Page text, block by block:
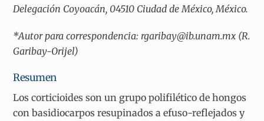
Delegación Coyoacán, 04510 Ciudad de México, México.
*Autor para correspondencia: rgaribay@ib.unam.mx (R.
Garibay-Orijel)
Resumen
Los corticioides son un grupo polifilético de hongos
con basidiocarpos resupinados a efuso-reflejados y